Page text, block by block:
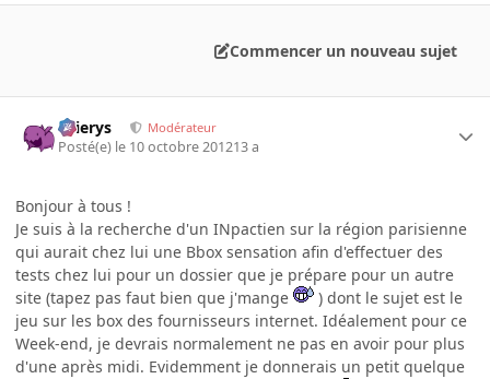
Commencer un nouveau sujet
Ellierys Modérateur
Posté(e) le 10 octobre 201213 a
Bonjour à tous !
Je suis à la recherche d'un INpactien sur la région parisienne
qui aurait chez lui une Bbox sensation afin d'effectuer des
tests chez lui pour un dossier que je prépare pour un autre
site (tapez pas faut bien que j'mange
) dont le sujet est le
jeu sur les box des fournisseurs internet. Idéalement pour ce
Week-end, je devrais normalement ne pas en avoir pour plus
d'une après midi. Evidemment je donnerais un petit quelque